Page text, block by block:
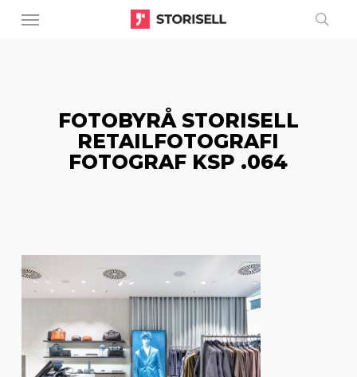
Menu
FOTOBYRÅ STORISELL
RETAILFOTOGRAFI
FOTOGRAF KSP .064